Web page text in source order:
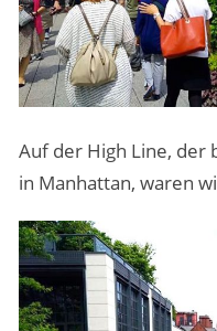
Auf der High Line, der
in Manhattan, waren